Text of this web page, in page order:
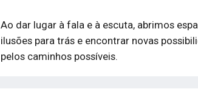
Ao dar lugar à fala e à escuta, abrimos
ilusões para trás e encontrar novas
pelos caminhos possíveis.